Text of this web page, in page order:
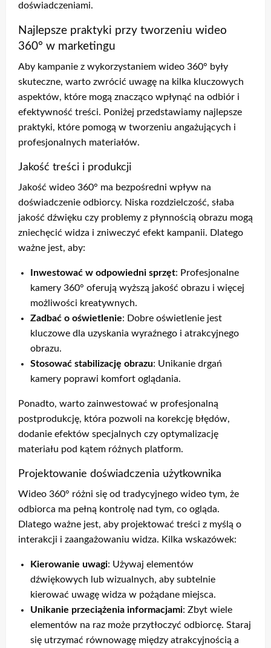
doświadczeniami.
Najlepsze praktyki przy tworzeniu wideo
360° w marketingu
Aby kampanie z wykorzystaniem wideo 360° były
skuteczne, warto zwrócić uwagę na kilka kluczowych
aspektów, które mogą znacząco wpłynąć na odbiór i
efektywność treści. Poniżej przedstawiamy najlepsze
praktyki, które pomogą w tworzeniu angażujących i
profesjonalnych materiałów.
Jakość treści i produkcji
Jakość wideo 360° ma bezpośredni wpływ na
doświadczenie odbiorcy. Niska rozdzielczość, słaba
jakość dźwięku czy problemy z płynnością obrazu mogą
zniechęcić widza i zniweczyć efekt kampanii. Dlatego
ważne jest, aby:
Inwestować w odpowiedni sprzęt: Profesjonalne
kamery 360° oferują wyższą jakość obrazu i więcej
możliwości kreatywnych.
Zadbać o oświetlenie: Dobre oświetlenie jest
kluczowe dla uzyskania wyraźnego i atrakcyjnego
obrazu.
Stosować stabilizację obrazu: Unikanie drgań
kamery poprawi komfort oglądania.
Ponadto, warto zainwestować w profesjonalną
postprodukcję, która pozwoli na korekcję błędów,
dodanie efektów specjalnych czy optymalizację
materiału pod kątem różnych platform.
Projektowanie doświadczenia użytkownika
Wideo 360° różni się od tradycyjnego wideo tym, że
odbiorca ma pełną kontrolę nad tym, co ogląda.
Dlatego ważne jest, aby projektować treści z myślą o
interakcji i zaangażowaniu widza. Kilka wskazówek:
Kierowanie uwagi: Używaj elementów
dźwiękowych lub wizualnych, aby subtelnie
kierować uwagę widza w pożądane miejsca.
Unikanie przeciążenia informacjami: Zbyt wiele
elementów na raz może przytłoczyć odbiorcę. Staraj
się utrzymać równowagę między atrakcyjnością a